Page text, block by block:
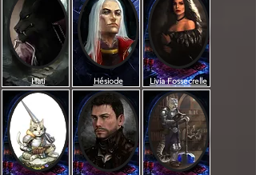
Hati Hésiode Livia Fossecrelle